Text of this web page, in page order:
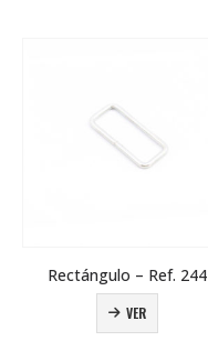
Rectángulo – Ref. 244
VER